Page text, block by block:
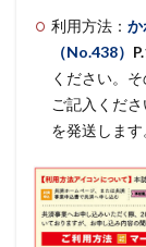
利用方法： か
（No.438）
ください。そ
ご記入くだ
を発送します